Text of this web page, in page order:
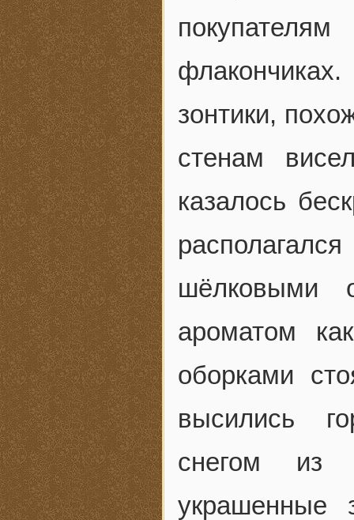
зонтики,
стенам
казалось
шёлковыми
ароматом
оборками
высились
снегом из
украшенные